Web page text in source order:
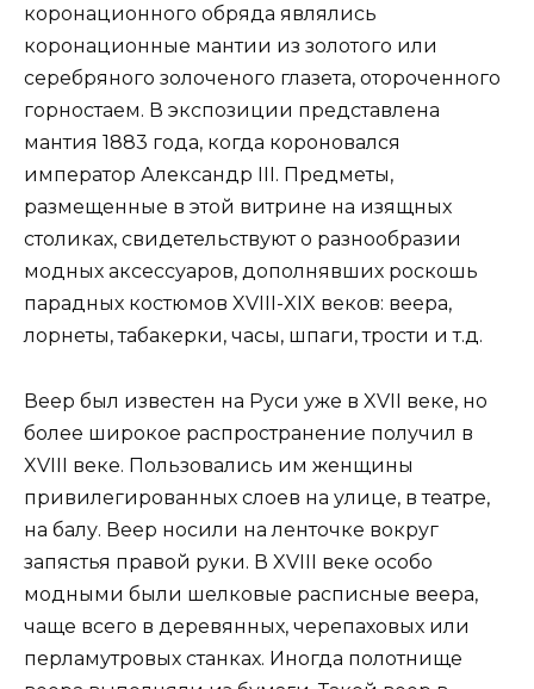
коронационного обряда являлись
коронационные мантии из золотого или
серебряного золоченого глазета, отороченного
горностаем. В экспозиции представлена
мантия 1883 года, когда короновался
император Александр III. Предметы,
размещенные в этой витрине на изящных
столиках, свидетельствуют о разнообразии
модных аксессуаров, дополнявших роскошь
парадных костюмов XVIII-XIX веков: веера,
лорнеты, табакерки, часы, шпаги, трости и т.д.
Веер был известен на Руси уже в XVII веке, но
более широкое распространение получил в
XVIII веке. Пользовались им женщины
привилегированных слоев на улице, в театре,
на балу. Веер носили на ленточке вокруг
запястья правой руки. В XVIII веке особо
модными были шелковые расписные веера,
чаще всего в деревянных, черепаховых или
перламутровых станках. Иногда полотнище